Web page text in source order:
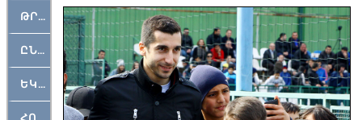
ԹՐՔԱՀԱՅ ԿԵԱՆՔ
ԸՆԿԵՐԱՄՇԱԿՈՒԹԱՅԻՆ
ԵԿԵՂԵՑԱԿԱՆ